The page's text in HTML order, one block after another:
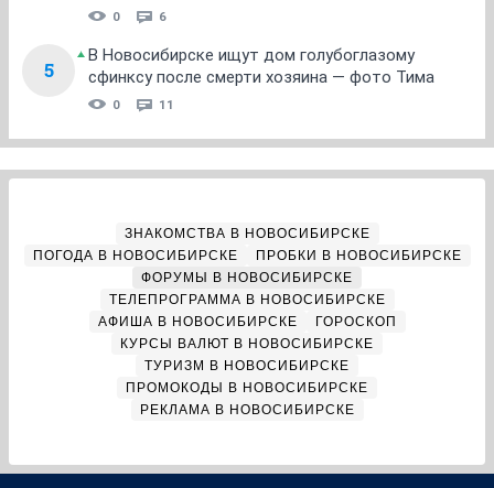
0 6
5
В Новосибирске ищут дом голубоглазому
сфинксу после смерти хозяина — фото Тима
0 11
ЗНАКОМСТВА В НОВОСИБИРСКЕ
ПОГОДА В НОВОСИБИРСКЕ
ПРОБКИ В НОВОСИБИРСКЕ
ФОРУМЫ В НОВОСИБИРСКЕ
ТЕЛЕПРОГРАММА В НОВОСИБИРСКЕ
АФИША В НОВОСИБИРСКЕ
ГОРОСКОП
КУРСЫ ВАЛЮТ В НОВОСИБИРСКЕ
ТУРИЗМ В НОВОСИБИРСКЕ
ПРОМОКОДЫ В НОВОСИБИРСКЕ
РЕКЛАМА В НОВОСИБИРСКЕ